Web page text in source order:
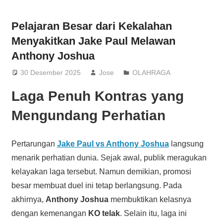
Pelajaran Besar dari Kekalahan
Menyakitkan Jake Paul Melawan
Anthony Joshua
30 Desember 2025 Jose OLAHRAGA
Laga Penuh Kontras yang
Mengundang Perhatian
Pertarungan Jake Paul vs Anthony Joshualangsung
menarik perhatian dunia. Sejak awal, publik meragukan
kelayakan laga tersebut. Namun demikian, promosi
besar membuat duel ini tetap berlangsung. Pada
akhirnya, Anthony Joshuamembuktikan kelasnya
dengan kemenangan KO telak. Selain itu, laga ini